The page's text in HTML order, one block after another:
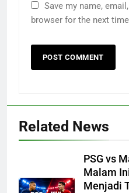
Save my name,
browser for the next
Related News
PSG vs
Malam
Menjadi